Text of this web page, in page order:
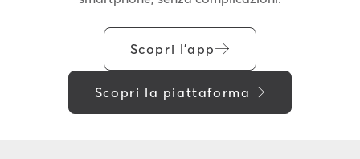
Scopri l’app
Scopri la piattaforma